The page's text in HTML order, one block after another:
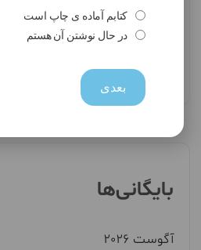
حجت _انتشارات حوزه مشق
بایگانی‌ها
آگوست 2026
کتابم آماده ی چاپ است
در حال نوشتن آن هستم
بعدی